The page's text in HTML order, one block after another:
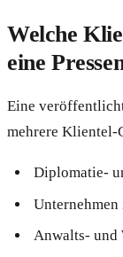
Welche
eine
Eine
mehrere Klientel-
Diplomatie-
Anwalts- und